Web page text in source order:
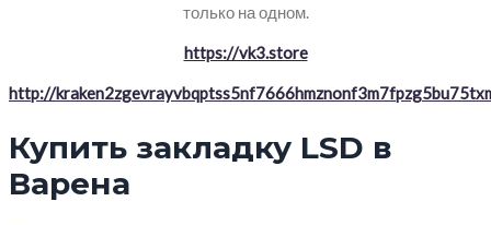
только на одном.
https://vk3.store
http://
Купить закладку LSD в
Варена